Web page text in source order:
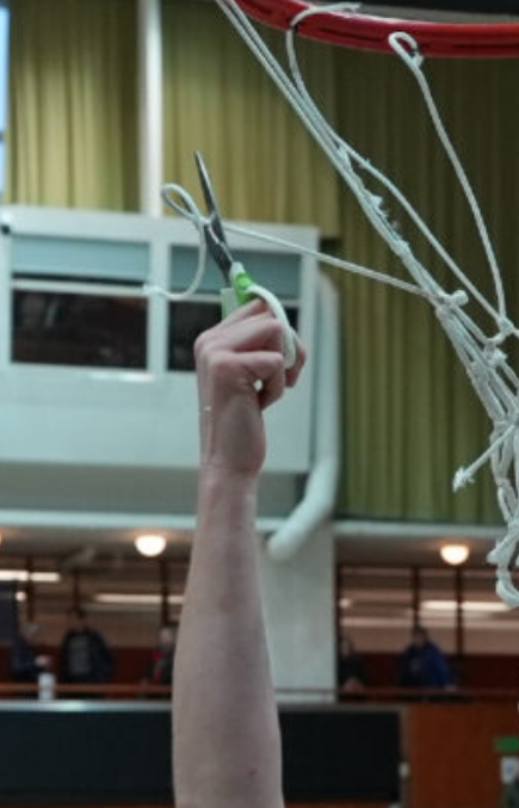
Suomen 16-
vuotiaat pojat
voittivat
Luxemburgin
– EM-kisojen
voittotili
aukesi
vakuuttavalla
pelillä
Suomen 16-vuotiaat pojat
ottivat vakuuttavan 85–45-voiton
Luxemburgista B-divisioonan
EM-kilpailuissa johtamalla
ottelua alusta loppuun. Suomi